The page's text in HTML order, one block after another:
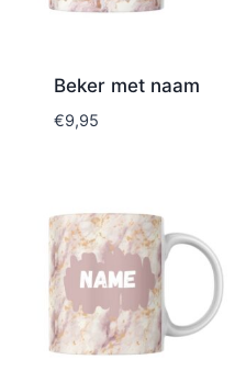
Beker met naam
€9,95